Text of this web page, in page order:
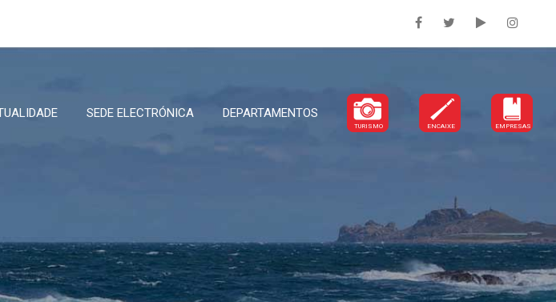
SEDE ELECTRÓNICA DEPARTAMENTOS
TURISMO ENCAIXE EMPRESAS